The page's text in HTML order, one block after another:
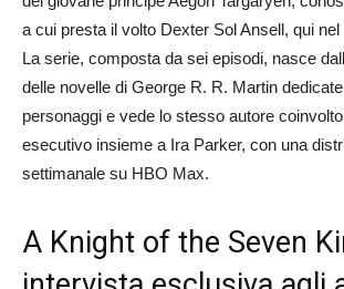
a cui presta il volto Dexter Sol Ansell, qui
La serie, composta da sei episodi, nasce
delle novelle di George R. R. Martin
personaggi e vede lo stesso autore
esecutivo insieme a Ira Parker, con una
settimanale su HBO Max.
A Knight of the Seven